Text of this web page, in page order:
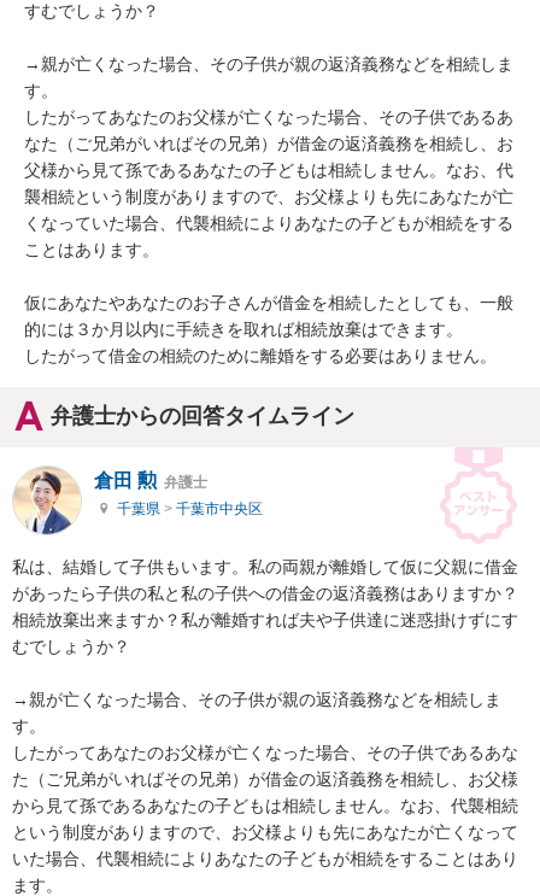
すむでしょうか？
→親が亡くなった場合、その子供が親の返済義務などを相続しま
す。
したがってあなたのお父様が亡くなった場合、その子供であるあ
なた（ご兄弟がいればその兄弟）が借金の返済義務を相続し、お
父様から見て孫であるあなたの子どもは相続しません。なお、代
襲相続という制度がありますので、お父様よりも先にあなたが亡
くなっていた場合、代襲相続によりあなたの子どもが相続をする
ことはあります。
仮にあなたやあなたのお子さんが借金を相続したとしても、一般
的には３か月以内に手続きを取れば相続放棄はできます。
したがって借金の相続のために離婚をする必要はありません。
弁護士からの回答タイムライン
倉田 勲 弁護士
千葉県 > 千葉市中央区
私は、結婚して子供もいます。私の両親が離婚して仮に父親に借金
があったら子供の私と私の子供への借金の返済義務はありますか？
相続放棄出来ますか？私が離婚すれば夫や子供達に迷惑掛けずにす
むでしょうか？
→親が亡くなった場合、その子供が親の返済義務などを相続しま
す。
したがってあなたのお父様が亡くなった場合、その子供であるあな
た（ご兄弟がいればその兄弟）が借金の返済義務を相続し、お父様
から見て孫であるあなたの子どもは相続しません。なお、代襲相続
という制度がありますので、お父様よりも先にあなたが亡くなって
いた場合、代襲相続によりあなたの子どもが相続をすることはあり
ます。